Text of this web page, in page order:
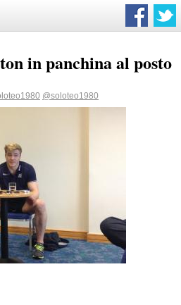
in panchina al posto
@soloteo1980